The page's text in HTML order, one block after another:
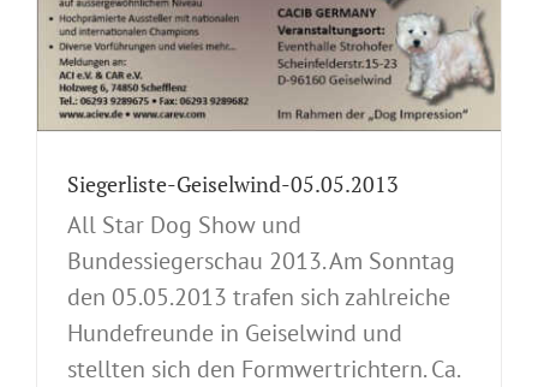
Siegerliste-Geiselwind-05.05.2013
All Star Dog Show und
Bundessiegerschau 2013. Am Sonntag
den 05.05.2013 trafen sich zahlreiche
Hundefreunde in Geiselwind und
stellten sich den Formwertrichtern. Ca.